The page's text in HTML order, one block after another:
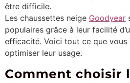
être difficile.
Les chaussettes neige Goodyear
populaires grâce à leur facilité
efficacité. Voici tout ce que vous
optimiser leur usage.
Comment choisir